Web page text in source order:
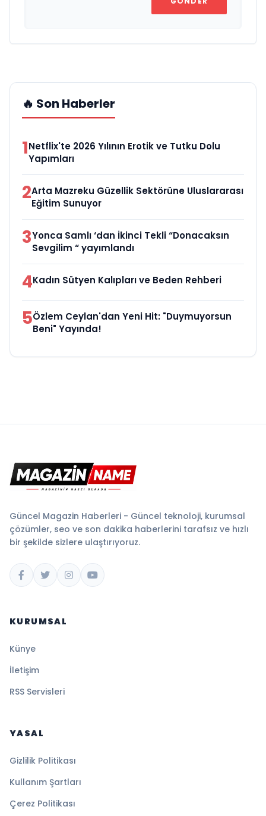
🔥 Son Haberler
1Netflix'te 2026 Yılının Erotik ve Tutku Dolu
Yapımları
2Arta Mazreku Güzellik Sektörüne Uluslararası
Eğitim Sunuyor
3Yonca Samlı ‘dan İkinci Tekli “Donacaksın
Sevgilim “ yayımlandı
4Kadın Sütyen Kalıpları ve Beden Rehberi
5Özlem Ceylan'dan Yeni Hit: "Duymuyorsun
Beni" Yayında!
Güncel Magazin Haberleri - Güncel teknoloji, kurumsal
çözümler, seo ve son dakika haberlerini tarafsız ve hızlı
bir şekilde sizlere ulaştırıyoruz.
KURUMSAL
Künye
İletişim
RSS Servisleri
YASAL
Gizlilik Politikası
Kullanım Şartları
Çerez Politikası